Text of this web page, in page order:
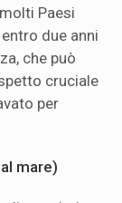
Paesi
due anni
che può
cruciale
per
mare)